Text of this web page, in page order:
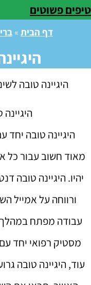
טיפים פשוטים
דף הבית »
היגיינה טובה
היגיינה טובה
מאוד חשוב עבור כל
יהיו. היגיינה טובה
ורווחה על אמייל
עבודה מפתח
מסטיק רפואי יחד עם
עוד, היגיינה טובה